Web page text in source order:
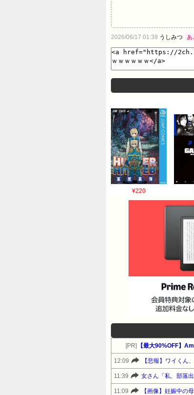
2026/06/17 01:39 うしみつ あ
¥220
[PR]
12:09 【悲報】ワイくん
11:39 女さん「私、部落
11:09 【画像】妊娠中の